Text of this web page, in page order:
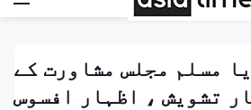
مسلم مجلس مشاورت کے
تشویش ، اظہار افسوس